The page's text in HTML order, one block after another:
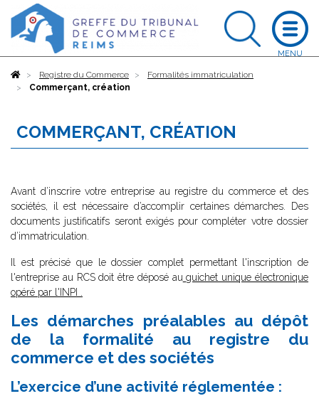
AccueilRegistre du Commerce
Formalités immatriculation
Commerçant, création
COMMERÇANT, CRÉATION
Avant d’inscrire votre entreprise au registre du commerce et des
sociétés, il est nécessaire d’accomplir certaines démarches. Des
documents justificatifs seront exigés pour compléter votre dossier
d’immatriculation.
Il est précisé que le dossier complet permettant l'inscription de
l'entreprise au RCS doit être déposé au guichet unique électronique
opéré par l'INPI
Les démarches préalables au dépôt
de la formalité au registre du
commerce et des sociétés
L’exercice d’une activité réglementée :